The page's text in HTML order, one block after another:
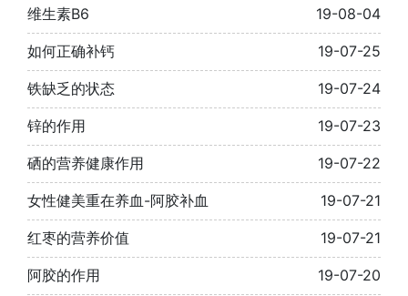
19-08-04
维生素B6
19-07-25
如何正确补钙
19-07-24
铁缺乏的状态
19-07-23
锌的作用
19-07-22
硒的营养健康作用
19-07-21
女性健美重在养血-阿胶补血
19-07-21
红枣的营养价值
19-07-20
阿胶的作用